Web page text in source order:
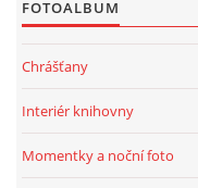
FOTOALBUM
Chrášťany
Interiér knihovny
Momentky a noční foto